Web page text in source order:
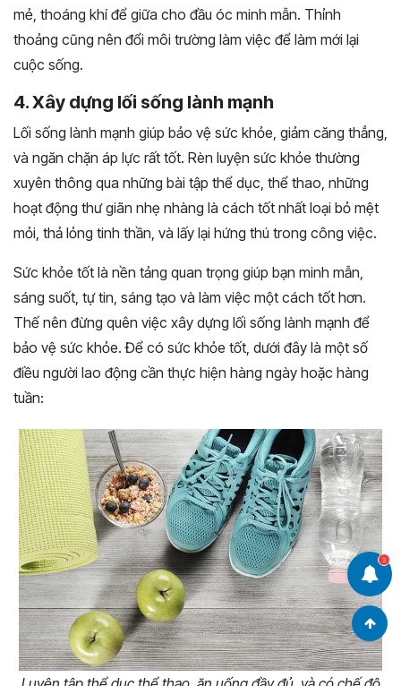
3
mẻ, thoáng khí để giữa cho đầu óc minh mẫn. Thỉnh
thoảng cũng nên đổi môi trường làm việc để làm mới lại
cuộc sống.
4. Xây dựng lối sống lành mạnh
Lối sống lành mạnh giúp bảo vệ sức khỏe, giảm căng thẳng,
và ngăn chặn áp lực rất tốt. Rèn luyện sức khỏe thường
xuyên thông qua những bài tập thể dục, thể thao, những
hoạt động thư giãn nhẹ nhàng là cách tốt nhất loại bỏ mệt
mỏi, thả lỏng tinh thần, và lấy lại hứng thú trong công việc.
Sức khỏe tốt là nền tảng quan trọng giúp bạn minh mẫn,
sáng suốt, tự tin, sáng tạo và làm việc một cách tốt hơn.
Thế nên đừng quên việc xây dựng lối sống lành mạnh để
bảo vệ sức khỏe. Để có sức khỏe tốt, dưới đây là một số
điều người lao động cần thực hiện hàng ngày hoặc hàng
tuần: